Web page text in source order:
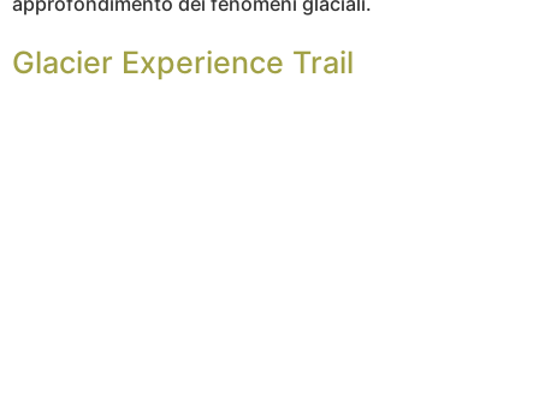
Glacier Experience Trail